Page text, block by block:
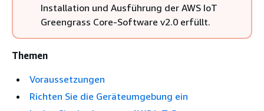
Installation und Ausführung der AWS IoT
Greengrass Core-Software v2.0 erfüllt.
Themen
Voraussetzungen
Richten Sie die Geräteumgebung ein